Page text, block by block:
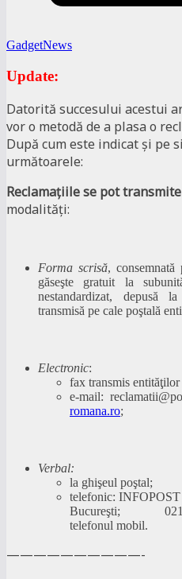
GadgetNews
Update:
Datorită succesului acestui
vor o metodă de a plasa o
După cum este indicat și pe
următoarele:
Reclamaţiile se pot transmite
modalităţi:
Forma scrisă, consemnată
găseşte gratuit la
nestandardizat, depusă
transmisă pe cale poştală
Electronic:
fax transmis entităţilor
e-mail:
romana.ro;
Verbal:
la ghişeul poştal;
telefonic:
Bucureşti; 021/
telefonul mobil.
——————————-